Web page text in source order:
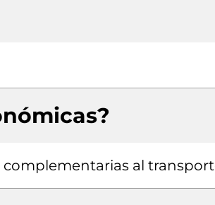
complementarias al